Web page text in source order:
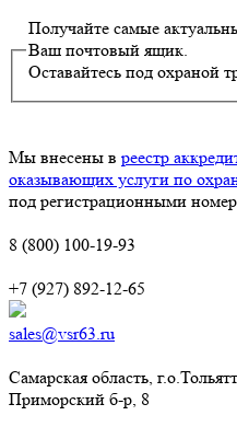
Получайте самые
Ваш почтовый ящик.
Оставайтесь под охраной
Мы внесены в реестр
оказывающих услуги по
под регистрационными
8 (800) 100-19-93
+7 (927) 892-12-65
sales@vsr63.ru
Самарская область,
Приморский б-р, 8